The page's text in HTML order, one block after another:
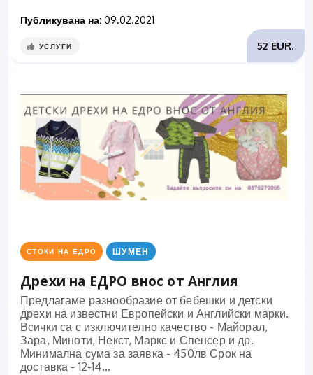
Публикувана на: 09.02.2021
52 EUR.
УСЛУГИ
СТОКИ НА ЕДРО ШУМЕН
Дрехи на ЕДРО внос от Англия
Предлагаме разнообразие от бебешки и детски
дрехи на известни Европейски и Английски марки.
Всички са с изключително качество - Майорал,
Зара, Миноти, Некст, Маркс и Спенсер и др.
Минимална сума за заявка - 450лв Срок на
доставка - 12-14...